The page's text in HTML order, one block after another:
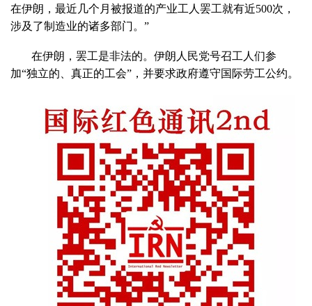
在伊朗，最近几个月被报道的产业工人罢工就有近500次，
涉及了制造业的诸多部门。”
在伊朗，罢工是非法的。伊朗人民党号召工人们参
加“独立的、真正的工会”，并要求政府遵守国际劳工公约。